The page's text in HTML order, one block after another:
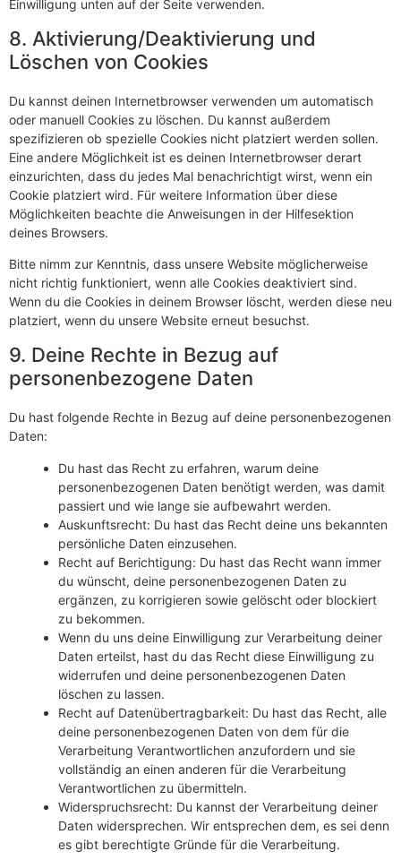
Einwilligung unten auf der Seite verwenden.
8. Aktivierung/Deaktivierung und
Löschen von Cookies
Du kannst deinen Internetbrowser verwenden um automatisch
oder manuell Cookies zu löschen. Du kannst außerdem
spezifizieren ob spezielle Cookies nicht platziert werden sollen.
Eine andere Möglichkeit ist es deinen Internetbrowser derart
einzurichten, dass du jedes Mal benachrichtigt wirst, wenn ein
Cookie platziert wird. Für weitere Information über diese
Möglichkeiten beachte die Anweisungen in der Hilfesektion
deines Browsers.
Bitte nimm zur Kenntnis, dass unsere Website möglicherweise
nicht richtig funktioniert, wenn alle Cookies deaktiviert sind.
Wenn du die Cookies in deinem Browser löscht, werden diese neu
platziert, wenn du unsere Website erneut besuchst.
9. Deine Rechte in Bezug auf
personenbezogene Daten
Du hast folgende Rechte in Bezug auf deine personenbezogenen
Daten:
Du hast das Recht zu erfahren, warum deine
personenbezogenen Daten benötigt werden, was damit
passiert und wie lange sie aufbewahrt werden.
Auskunftsrecht: Du hast das Recht deine uns bekannten
persönliche Daten einzusehen.
Recht auf Berichtigung: Du hast das Recht wann immer
du wünscht, deine personenbezogenen Daten zu
ergänzen, zu korrigieren sowie gelöscht oder blockiert
zu bekommen.
Wenn du uns deine Einwilligung zur Verarbeitung deiner
Daten erteilst, hast du das Recht diese Einwilligung zu
widerrufen und deine personenbezogenen Daten
löschen zu lassen.
Recht auf Datenübertragbarkeit: Du hast das Recht, alle
deine personenbezogenen Daten von dem für die
Verarbeitung Verantwortlichen anzufordern und sie
vollständig an einen anderen für die Verarbeitung
Verantwortlichen zu übermitteln.
Widerspruchsrecht: Du kannst der Verarbeitung deiner
Daten widersprechen. Wir entsprechen dem, es sei denn
es gibt berechtigte Gründe für die Verarbeitung.